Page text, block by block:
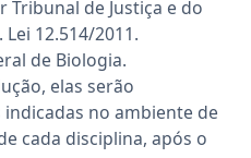
de Justiça e do
12.514/2011.
de Biologia.
elas serão
no ambiente de
cada disciplina, após o